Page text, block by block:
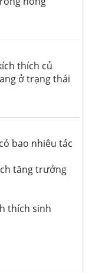
thích củ
ở trạng thái
bao nhiêu tác
tăng trưởng
thích sinh